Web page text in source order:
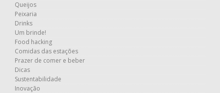
Queijos
Peixaria
Drinks
Um brinde!
Food hacking
Comidas das estações
Prazer de comer e beber
Dicas
Sustentabilidade
Inovação